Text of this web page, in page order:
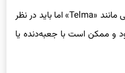
بله، به‌ویژه مدل‌های الکترومغناطیسی مانند «Telma» اما باید در نظر
و ممکن است با جعبه‌دنده یا